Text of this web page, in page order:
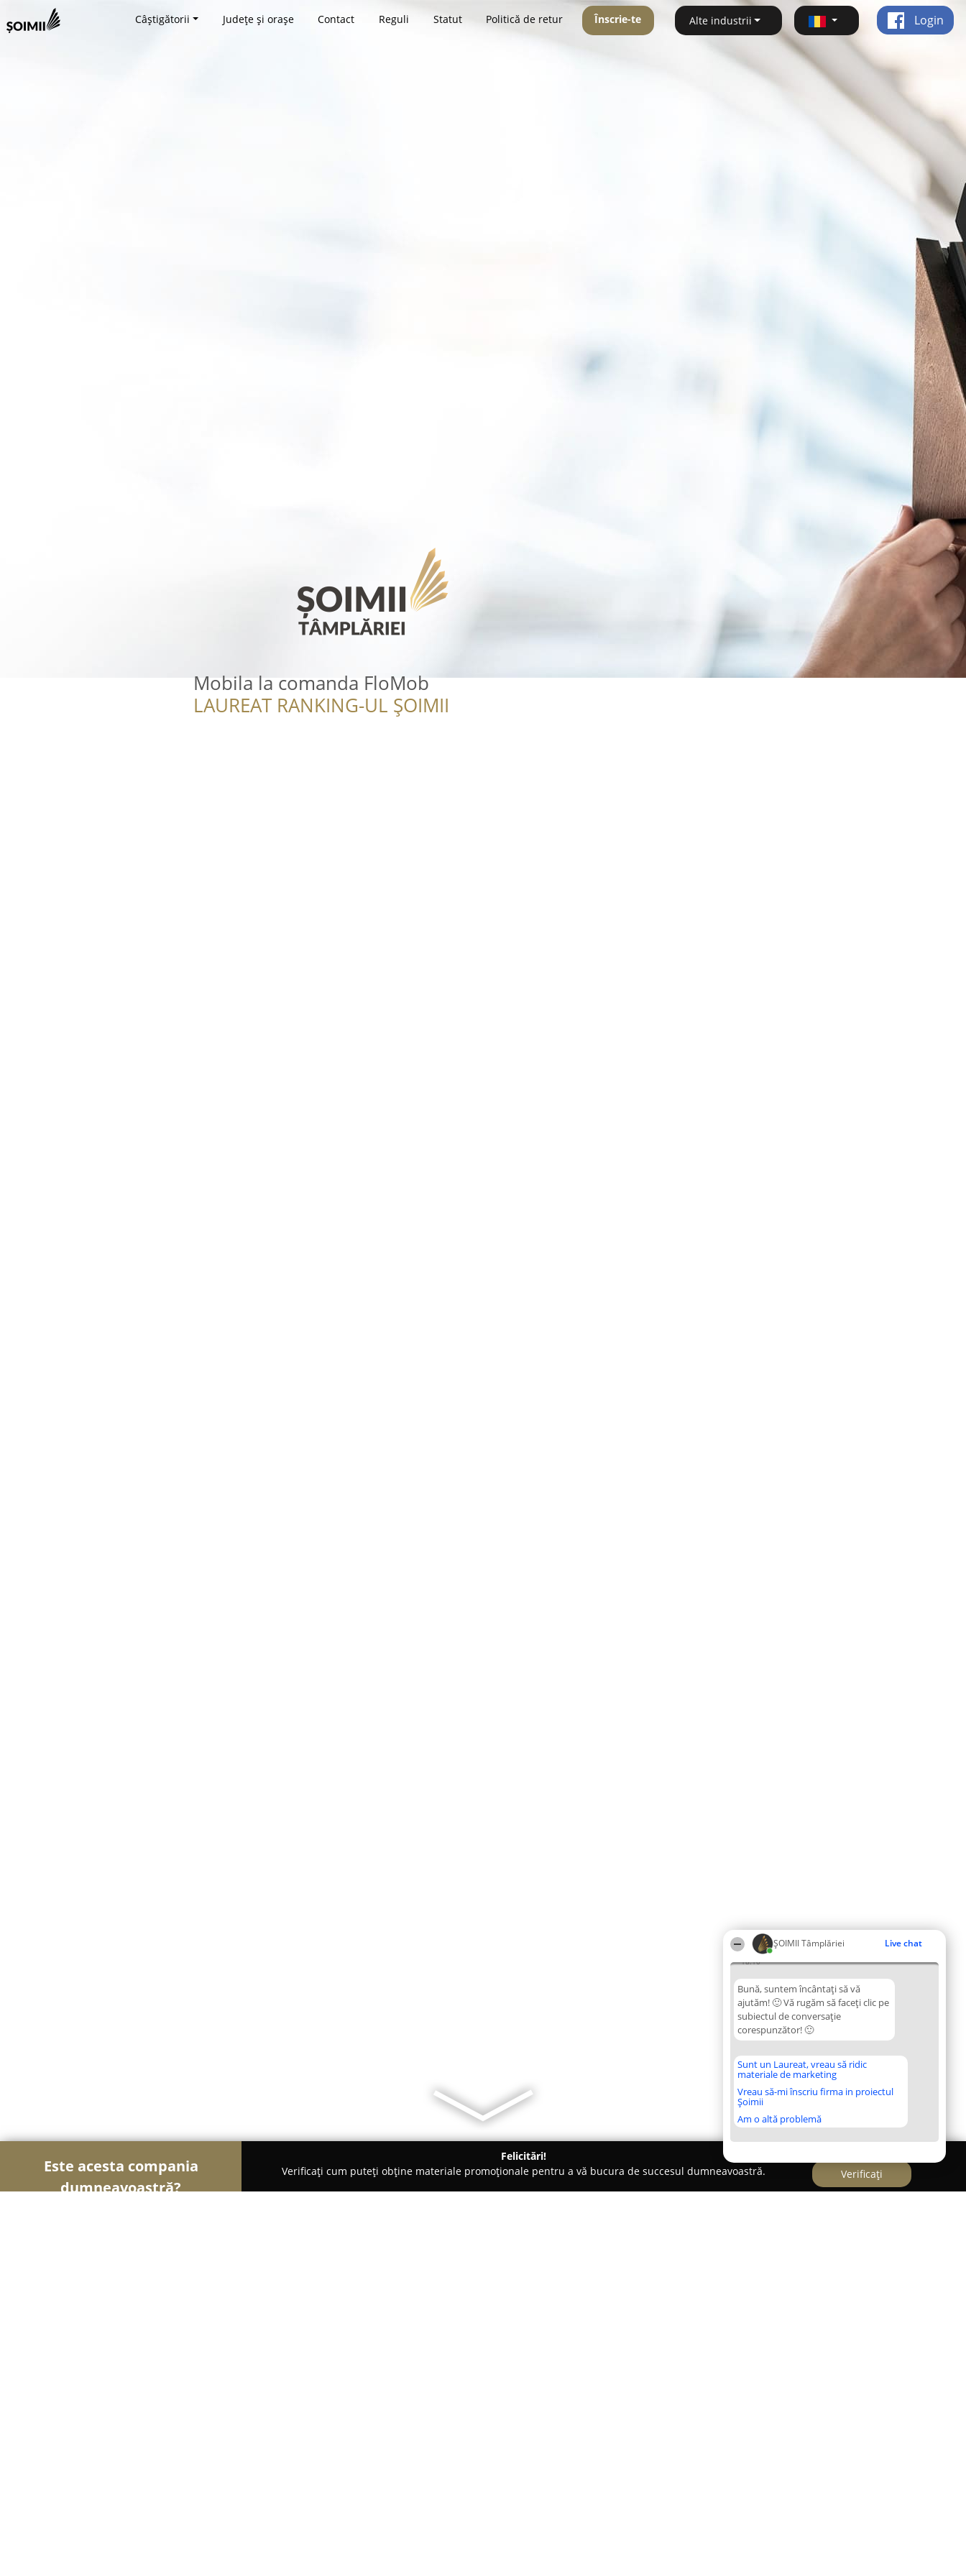
ȘOIMII Tâmplăriei Live chat
18:10
Bună, suntem încântați să vă
ajutăm! 🙂 Vă rugăm să faceți clic pe
subiectul de conversație
corespunzător! 🙂
Sunt un Laureat, vreau să ridic
materiale de marketing
Vreau să-mi înscriu firma in proiectul
Șoimii
Am o altă problemă
Câștigătorii Județe și orașe Contact Reguli Statut Politică de retur Înscrie-te Alte industrii Login
Mobila la comanda FloMob
LAUREAT RANKING-UL ȘOIMII
Este acesta compania
dumneavoastră?
Felicitări!
Verificați cum puteți obține materiale promoționale pentru a vă bucura de succesul dumneavoastră.
Verificați